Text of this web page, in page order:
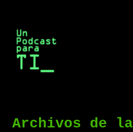
contenido
Archivos de la